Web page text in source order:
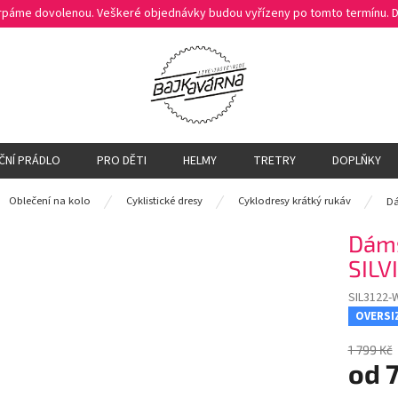
dovolenou. Veškeré objednávky budou vyřízeny po tomto termínu.
PRÁDLO PRO DĚTI HELMY TRETRY DOPLŇKY
Oblečení na kolo Cyklistické dresy Cyklodresy krátký rukáv
SIL3122-
1 799 Kč
od